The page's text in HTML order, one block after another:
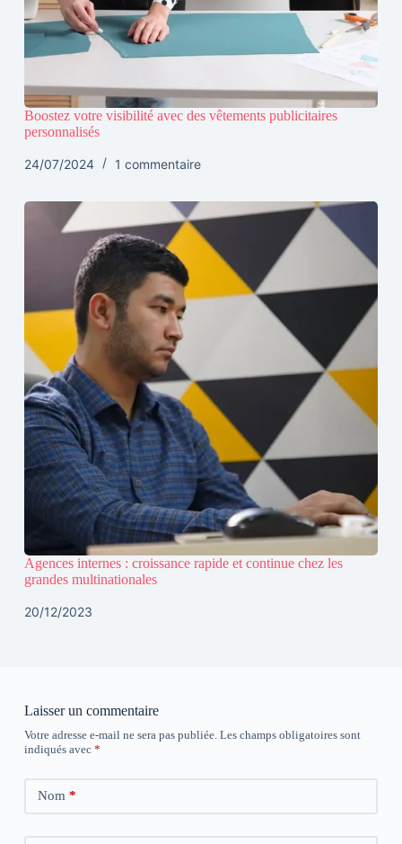
Boostez votre visibilité avec des vêtements publicitaires
personnalisés
24/07/2024 1 commentaire
Agences internes : croissance rapide et continue chez les
grandes multinationales
20/12/2023
Laisser un commentaire
Votre adresse e-mail ne sera pas publiée. Les champs obligatoires sont
indiqués avec *
Nom*